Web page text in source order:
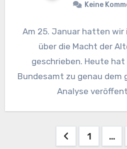
Keine
Am 25. Januar hatten
über die Macht der
geschrieben. Heute
Bundesamt zu genau dem
Analyse
1 …